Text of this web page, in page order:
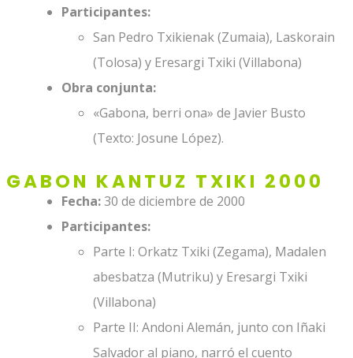
Participantes:
San Pedro Txikienak (Zumaia), Laskorain
(Tolosa) y Eresargi Txiki (Villabona)
Obra conjunta:
«Gabona, berri ona» de Javier Busto
(Texto: Josune López).
GABON KANTUZ TXIKI 2000
Fecha:30 de diciembre de 2000
Participantes:
Parte I: Orkatz Txiki (Zegama), Madalen
abesbatza (Mutriku) y Eresargi Txiki
(Villabona)
Parte II: Andoni Alemán, junto con Iñaki
Salvador al piano, narró el cuento